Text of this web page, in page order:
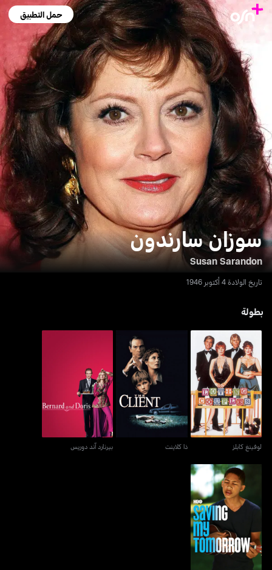
حمل التطبيق
سوزان سارندون
Susan Sarandon
تاريخ الولادة 4 أكتوبر 1946
بطولة
لوفينغ كابلز
لوفينغ كابلز
ذا كلاينت
ذا كلاينت
بيرنارد آند دوريس
بيرنارد آند دوريس
سايفينغ ماي تومورو